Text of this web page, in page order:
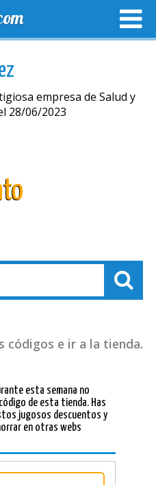
empresa de Salud y
28/06/2023
códigos e ir a la tienda.
esta semana no
de esta tienda. Has
jugosos descuentos y
en otras webs